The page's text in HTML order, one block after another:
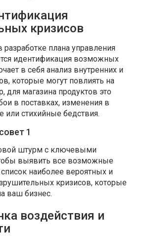
кризисов
плана управления
идентификация возможных
в себя анализ внутренних и
которые могут повлиять на
для магазина продуктов это
в поставках, изменения в
или стихийные бедствия.
1
штурм с ключевыми
выявить все возможные
список наиболее вероятных и
кризисов, которые
ваш бизнес.
воздействия и